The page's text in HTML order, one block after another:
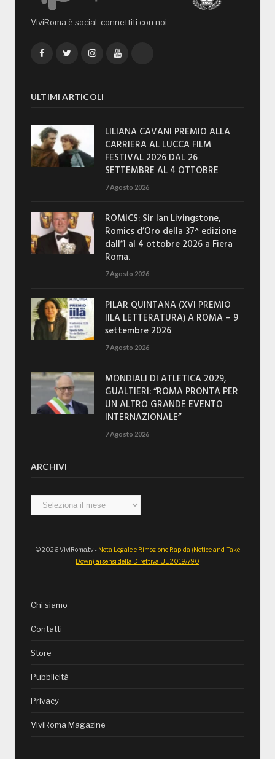
ViviRoma è social, connettiti con noi:
FacebookTwitterInstagramYouTube
ULTIMI ARTICOLI
LILIANA CAVANI PREMIO ALLA
CARRIERA AL LUCCA FILM
FESTIVAL 2026 DAL 26
SETTEMBRE AL 4 OTTOBRE
7 Agosto 2026
ROMICS: Sir Ian Livingstone,
Romics d’Oro della 37^ edizione
dall’1 al 4 ottobre 2026 a Fiera
Roma.
7 Agosto 2026
PILAR QUINTANA (XVI PREMIO
IILA LETTERATURA) A ROMA – 9
settembre 2026
7 Agosto 2026
MONDIALI DI ATLETICA 2029,
GUALTIERI: “ROMA PRONTA PER
UN ALTRO GRANDE EVENTO
INTERNAZIONALE”
7 Agosto 2026
ARCHIVI
Archivi
© 2026 ViviRoma.tv - Nota Legale e Rimozione Rapida (Notice and Take
Down) ai sensi della Direttiva UE 2019/790
Chi siamo
Contatti
Store
Pubblicità
Privacy
ViviRoma Magazine